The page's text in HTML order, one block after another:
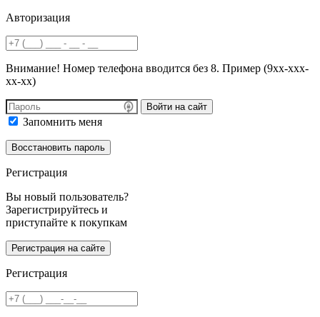
Авторизация
Внимание! Номер телефона вводится без 8. Пример (9хх-ххх-
хх-хх)
Войти на сайт
Запомнить меня
Регистрация
Вы новый пользователь?
Зарегистрируйтесь и
приступайте к покупкам
Регистрация